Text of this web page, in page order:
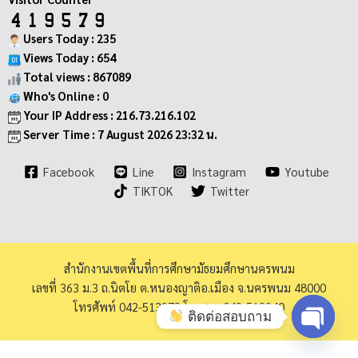
Users Today : 235
Views Today : 654
Total views : 867089
Who's Online : 0
Your IP Address : 216.73.216.102
Server Time : 7 August 2026 23:32 น.
Facebook Line Instagram
Youtube
TIKTOK
Twitter
สำนักงานเขตพื้นที่การศึกษามัธยมศึกษานครพนม
เลขที่ 363 ม.3 ถ.นิตโย ต.หนองญาติอ.เมือง จ.นครพนม 48000
โทรศัพท์ 042-513973 โทรสาร 042-513940
ติดต่อสอบถาม
Open